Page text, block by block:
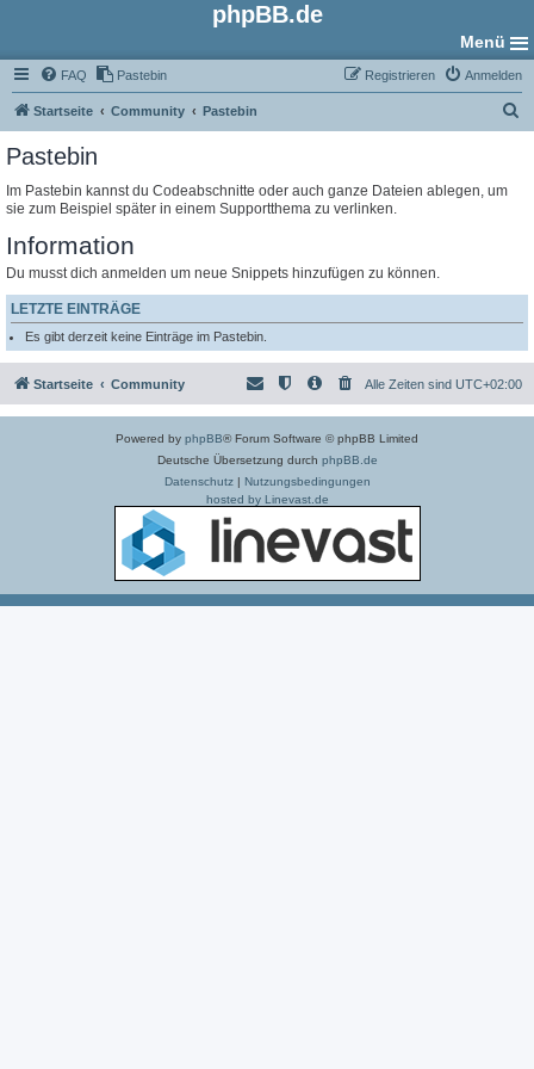
phpBB.de
Menü
FAQ Pastebin Anmelden
Registrieren
Startseite Community Pastebin
Pastebin
Im Pastebin kannst du Codeabschnitte oder auch ganze Dateien ablegen, um
sie zum Beispiel später in einem Supportthema zu verlinken.
Information
Du musst dich anmelden um neue Snippets hinzufügen zu können.
LETZTE EINTRÄGE
Es gibt derzeit keine Einträge im Pastebin.
Startseite Community Alle Zeiten sind UTC+02:00
Powered by phpBB® Forum Software © phpBB Limited
Deutsche Übersetzung durch phpBB.de
Datenschutz|
Nutzungsbedingungen
hosted by Linevast.de